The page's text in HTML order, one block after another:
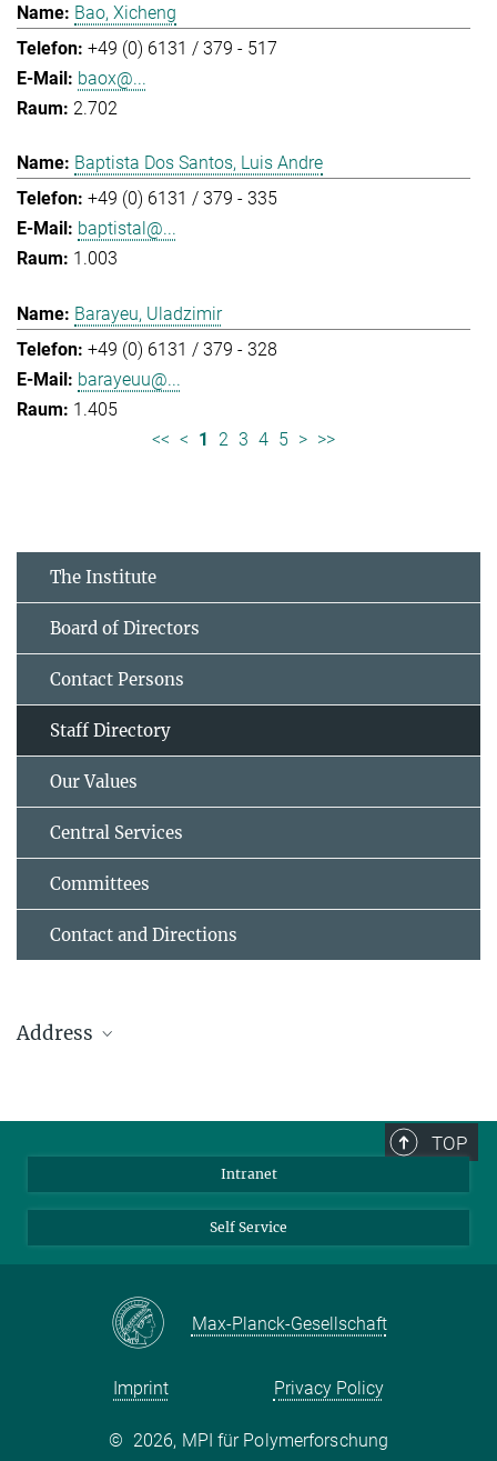
Bao, Xicheng
+49 (0) 6131 / 379 - 517
baox@...
2.702
Baptista Dos Santos, Luis Andre
+49 (0) 6131 / 379 - 335
baptistal@...
1.003
Barayeu, Uladzimir
+49 (0) 6131 / 379 - 328
barayeuu@...
1.405
<< < 1 2 3 4 5 > >>
The Institute
Board of Directors
Contact Persons
Staff Directory
Our Values
Central Services
Committees
Contact and Directions
Address
55128 Mainz
Phone: +49 6131 379-0
Fax: +49 6131 379-100
TOP
Intranet
Self Service
Max-Planck-Gesellschaft
Imprint Privacy Policy
© 2026, MPI für Polymerforschung